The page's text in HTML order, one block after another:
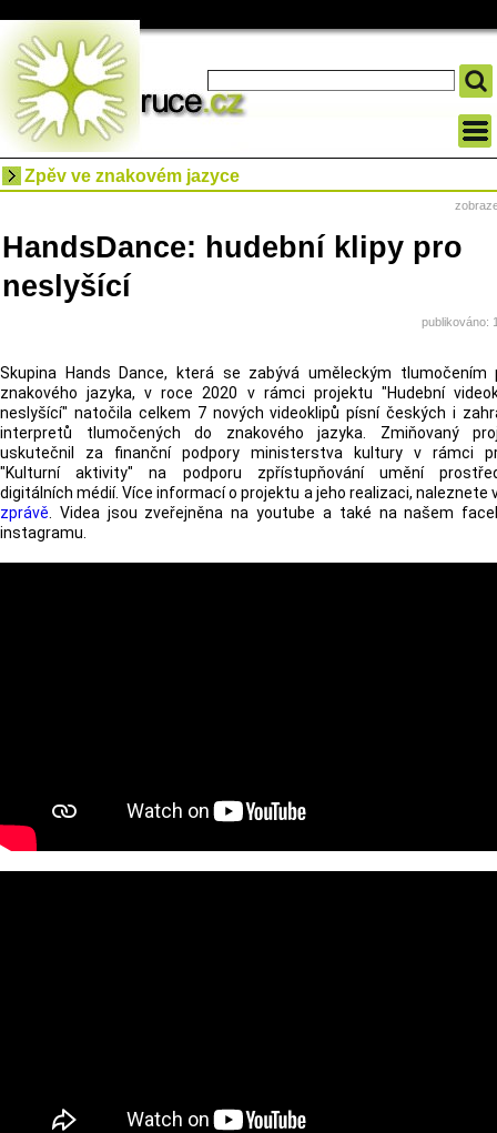
Zpěv ve znakovém jazyce
HandsDance: hudební klipy pro
neslyšící
publikováno:
Skupina Hands Dance, která se zabývá uměleckým tlumočením
znakového jazyka, v roce 2020 v rámci projektu "Hudební
neslyšící" natočila celkem 7 nových videoklipů písní českých i
interpretů tlumočených do znakového jazyka. Zmiňovaný
uskutečnil za finanční podpory ministerstva kultury v rámci
"Kulturní aktivity" na podporu zpřístupňování umění
digitálních médií. Více informací o projektu a jeho realizaci, naleznete
zprávě . Videa jsou zveřejněna na youtube a také na našem
instagramu.